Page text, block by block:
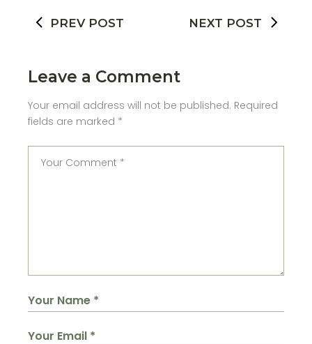
PREV POST NEXT POST
Leave a Comment
Your email address will not be published. Required
fields are marked *